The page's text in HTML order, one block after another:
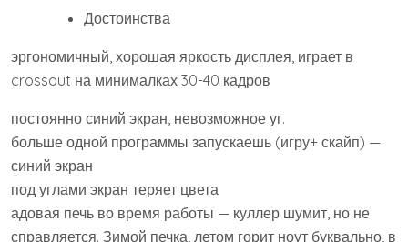
Достоинства
эргономичный, хорошая яркость дисплея, играет в
crossout на минималках 30-40 кадров
постоянно синий экран, невозможное уг.
больше одной программы запускаешь (игру+ скайп) —
синий экран
под углами экран теряет цвета
адовая печь во время работы — куллер шумит, но не
справляется. Зимой печка, летом горит ноут буквально, в